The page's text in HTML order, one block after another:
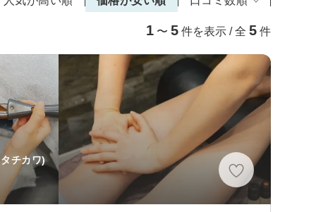
1 〜 5 件を表示 / 全 5 件
チカワ)